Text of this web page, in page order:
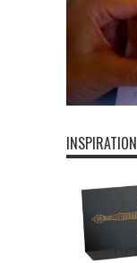
INSPIRATION